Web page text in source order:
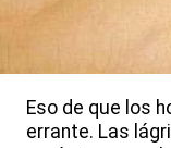
Eso de que los
errante. Las